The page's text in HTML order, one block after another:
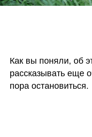
Как вы поняли, об
рассказывать еще
пора остановиться.